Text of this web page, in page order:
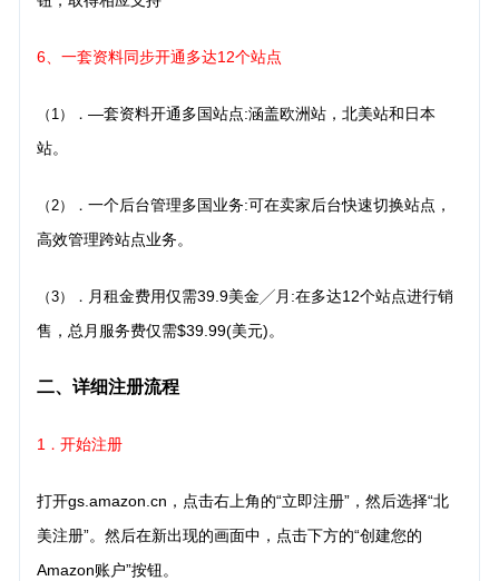
6、一套资料同步开通多达12个站点
（1）． —套资料开通多国站点:涵盖欧洲站，北美站和日本
站。
（2）． 一个后台管理多国业务:可在卖家后台快速切换站点，
高效管理跨站点业务。
（3）． 月租金费用仅需39.9美金╱月:在多达12个站点进行销
售，总月服务费仅需$39.99(美元)。
二、详细注册流程
1 ． 开始注册
打开gs.amazon.cn，点击右上角的“立即注册”，然后选择“北
美注册”。然后在新出现的画面中，点击下方的“创建您的
Amazon账户”按钮。